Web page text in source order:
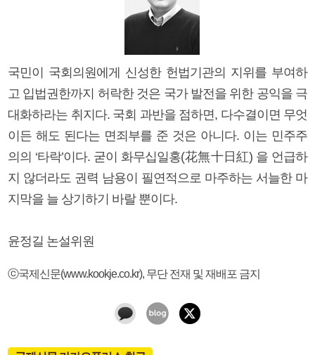
국민이 국회의원에게 신성한 헌법기관의 지위를 부여하
고 입법권한까지 허락한 것은 국가 발전을 위한 공익을 극
대화하라는 취지다. 국회 과반을 점하면, 다수결이면 무엇
이든 해도 된다는 면죄부를 준 것은 아니다. 이는 민주주
의의 ‘타락’이다. 굳이 화무십일홍(花無十日紅) 을 언급하
지 않더라도 권력 남용이 필연적으로 마주하는 서늘한 마
지막을 늘 상기하기 바랄 뿐이다.
윤정길 논설위원
ⓒ국제신문(www.kookje.co.kr), 무단 전재 및 재배포 금지